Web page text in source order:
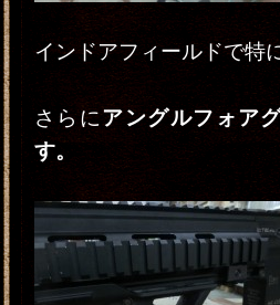
インドアフィールドで特
さらにアングルフォア
す。